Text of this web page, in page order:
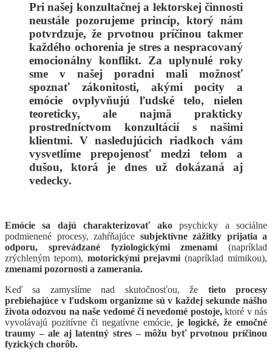
Pri našej konzultačnej a lektorskej činnosti
neustále pozorujeme princíp, ktorý nám
potvrdzuje, že prvotnou príčinou takmer
každého ochorenia je stres a nespracovaný
emocionálny konflikt. Za uplynulé roky
sme v našej poradni mali možnosť
spoznať zákonitosti, akými pocity a
emócie ovplyvňujú ľudské telo, nielen
teoreticky, ale najmä prakticky
prostredníctvom konzultácií s našimi
klientmi. V nasledujúcich riadkoch vám
vysvetlíme prepojenosť medzi telom a
dušou, ktorá je dnes už dokázaná aj
vedecky.
Emóciesa dajú charakterizovať akopsychicky a sociálne
podmienené procesy, zahŕňajúce subjektívne zážitky prijatia a
odporu, sprevádzané fyziologickými zmenami (napríklad
zrýchleným tepom), motorickými prejavmi(napríklad mimikou),
zmenami pozornosti a zamerania.
Keď sa zamyslíme nad skutočnosťou, že tieto procesy
prebiehajúce v ľudskom organizme sú v každej sekunde nášho
života odozvou na naše vedomé či nevedomé postoje,ktoré v nás
vyvolávajú pozitívne či negatívne emócie,je logické, že emočné
traumy – ale aj latentný stres – môžu byť prvotnou príčinou
fyzických chorôb.